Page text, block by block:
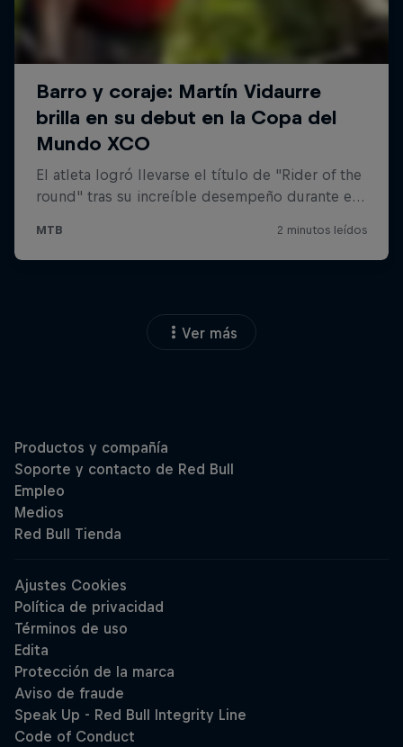
Ver más